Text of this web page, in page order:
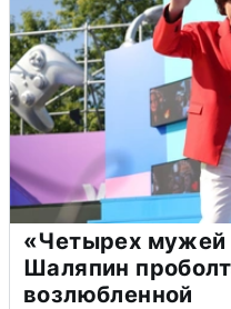
«Четырех мужей
Шаляпин
возлюбленной